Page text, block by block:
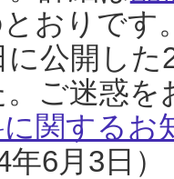
おりです
に公開し
。ご迷惑
関するお
6月3日）